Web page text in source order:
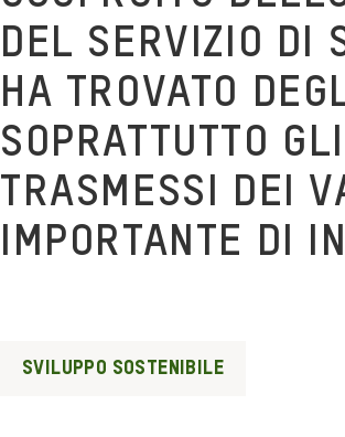
DEL SERVIZIO DI
HA TROVATO
SOPRATTUTTO
TRASMESSI DEI
IMPORTANTE DI
SVILUPPO SOSTENIBILE